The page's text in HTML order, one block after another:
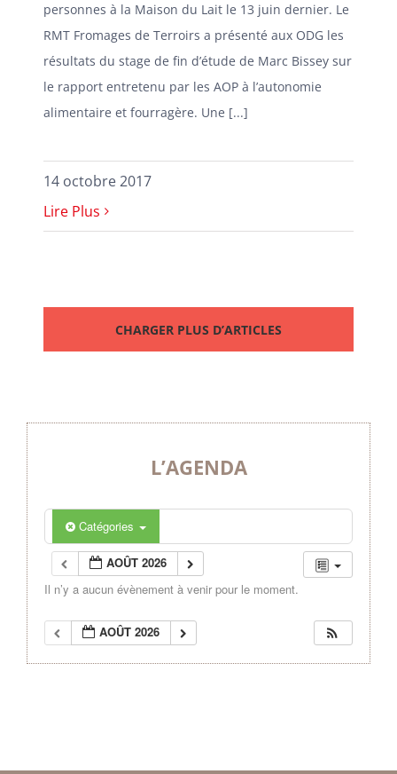
personnes à la Maison du Lait le 13 juin dernier. Le
RMT Fromages de Terroirs a présenté aux ODG les
résultats du stage de fin d’étude de Marc Bissey sur
le rapport entretenu par les AOP à l’autonomie
alimentaire et fourragère. Une [...]
14 octobre 2017
Lire Plus
CHARGER PLUS D’ARTICLES
L’AGENDA
Catégories
AOÛT 2026
Il n’y a aucun évènement à venir pour le moment.
AOÛT 2026